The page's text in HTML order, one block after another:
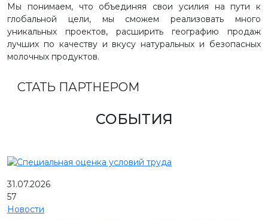
Мы понимаем, что объединяя свои усилия на пути к
глобальной цели, мы сможем реализовать много
уникальных проектов, расширить географию продаж
лучших по качеству и вкусу натуральных и безопасных
молочных продуктов.
СТАТЬ ПАРТНЕРОМ
СОБЫТИЯ
31.07.2026
57
Новости